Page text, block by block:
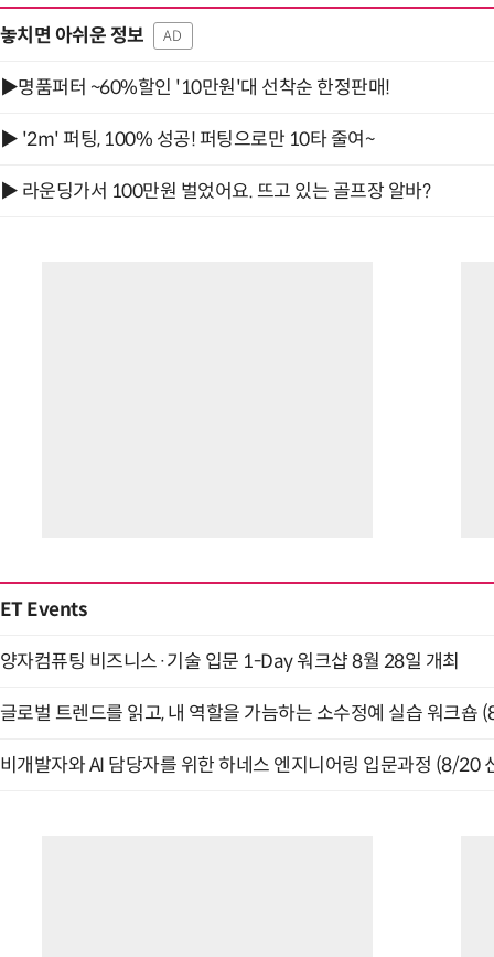
놓치면 아쉬운 정보 AD
▶명품퍼터 ~60%할인 '10만원'대 선착순 한정판매!
▶ '2m' 퍼팅, 100% 성공! 퍼팅으로만 10타 줄여~
▶ 라운딩가서 100만원 벌었어요. 뜨고 있는 골프장 알바?
ET Events
양자컴퓨팅 비즈니스·기술 입문 1-Day 워크샵 8월 28일 개최
글로벌 트렌드를 읽고, 내 역할을 가늠하는 소수정예 실습 워크숍
비개발자와 AI 담당자를 위한 하네스 엔지니어링 입문과정 (8/20